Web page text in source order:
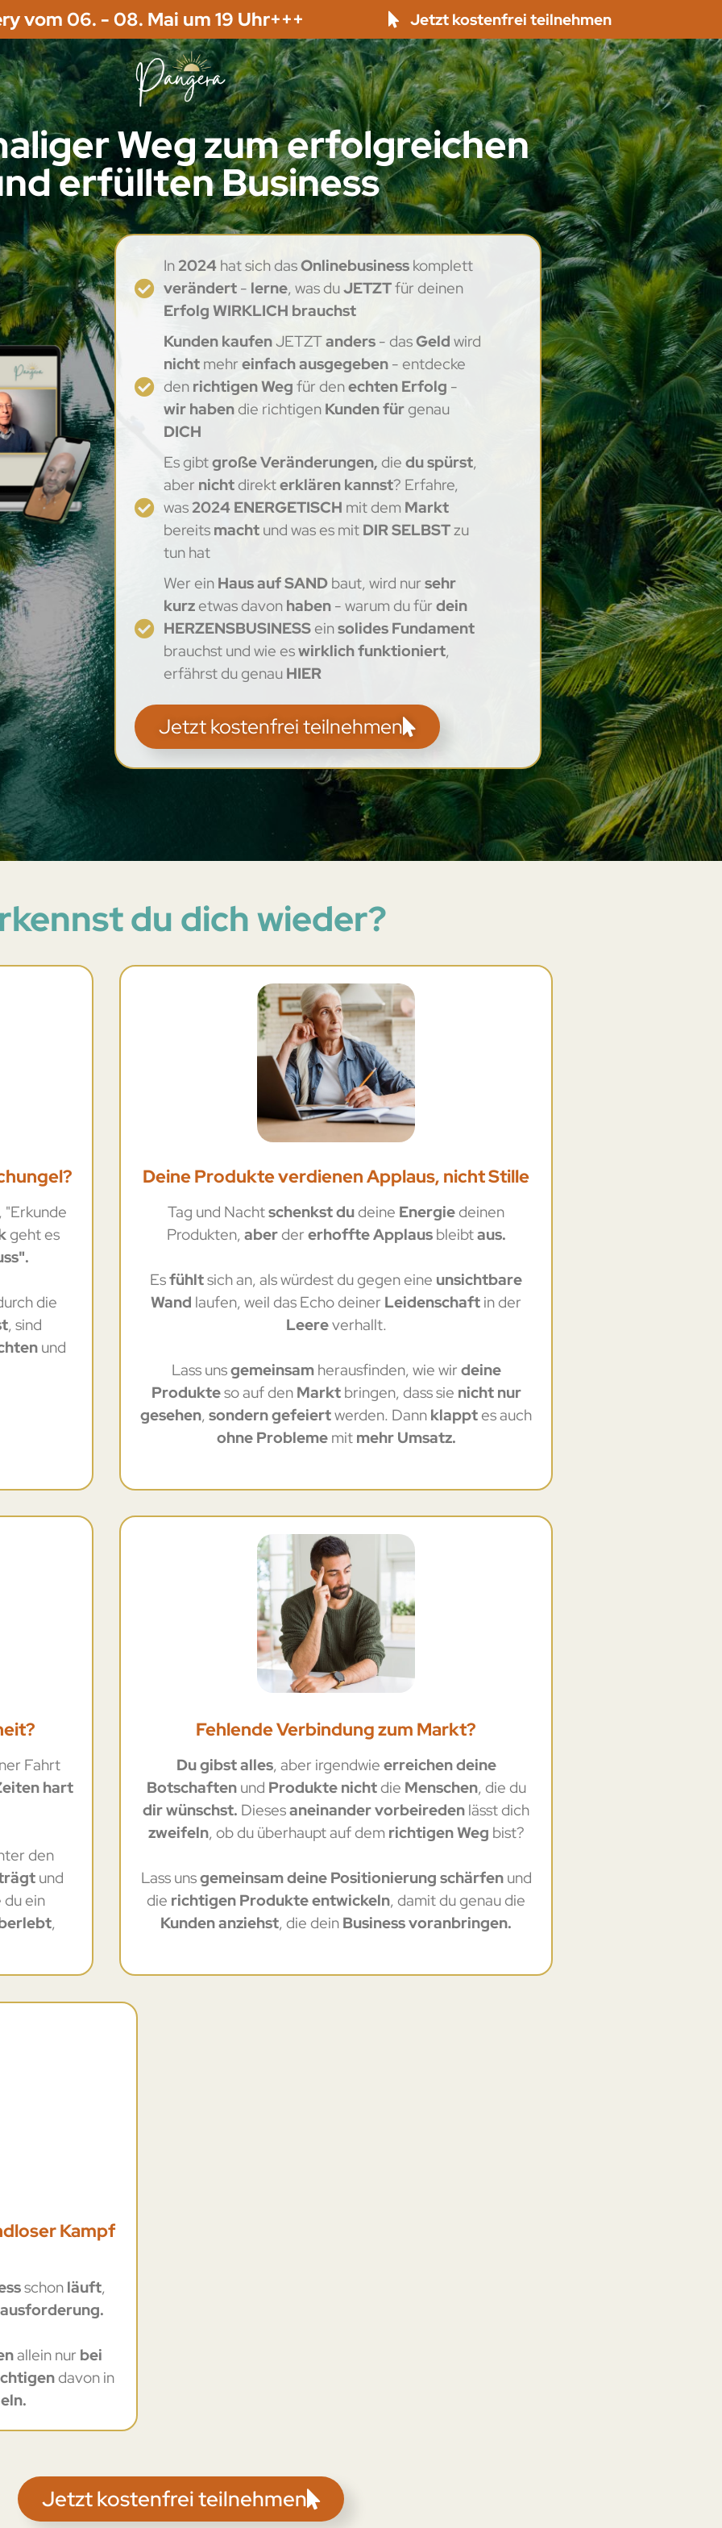
vom 06. - 08. Mai um 19 Uhr+++ Jetzt kostenfrei teilnehmen
Weg zum erfolgreichen
erfüllten Business
In2024hat sich dasOnlinebusinesskomplett
verändert- lerne, was duJETZTfür deinen
Erfolg WIRKLICH brauchst
Kunden kaufenJETZTanders- dasGeldwird
nichtmehreinfach ausgegeben- entdecke
denrichtigen Wegfür denechten Erfolg -
wir habendie richtigenKunden fürgenau
DICH
Es gibtgroße Veränderungen,diedu spürst,
aber nichtdirekterklären kannst? Erfahre,
was2024 ENERGETISCH mit dem Markt
bereitsmachtund was es mitDIR SELBSTzu
tun hat
Wer einHaus auf SANDbaut, wird nursehr
kurzetwas davonhaben- warum du fürdein
HERZENSBUSINESSeinsolides Fundament
brauchst und wie eswirklich funktioniert,
erfährst du genauHIER
Jetzt kostenfrei teilnehmen
du dich wieder?
"Erkunde
geht es
die
, sind
und
Deine Produkte verdienen Applaus, nicht Stille
Tag und Nachtschenkst dudeine Energiedeinen
Produkten, aberdererhoffte Applausbleibtaus.
Esfühltsich an, als würdest du gegen eine unsichtbare
Wand laufen, weil das Echo deiner Leidenschaftin der
Leereverhallt.
Lass unsgemeinsamherausfinden, wie wirdeine
Produkteso auf denMarktbringen, dass sie nicht nur
gesehen, sondern gefeiertwerden. Dannklapptes auch
ohne Problememitmehr Umsatz.
Fahrt
hart
den
und
ein
,
Fehlende Verbindung zum Markt?
Du gibst alles, aber irgendwieerreichen deine
Botschaftenund Produkte nichtdie Menschen, die du
dir wünschst. Diesesaneinander vorbeiredenlässt dich
zweifeln, ob du überhaupt auf dem richtigen Weg bist?
Lass unsgemeinsam deine Positionierung schärfenund
die richtigen Produkte entwickeln, damit du genau die
Kunden anziehst, die deinBusiness voranbringen.
Kampf
schonläuft,
allein nur bei
davon in
Jetzt kostenfrei teilnehmen